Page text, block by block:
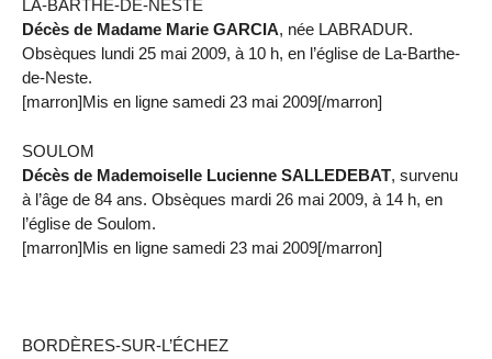
LA-BARTHE-DE-NESTE
Décès de Madame Marie GARCIA, née LABRADUR.
Obsèques lundi 25 mai 2009, à 10 h, en l’église de La-Barthe-
de-Neste.
[marron]Mis en ligne samedi 23 mai 2009[/marron]
SOULOM
Décès de Mademoiselle Lucienne SALLEDEBAT, survenu
à l’âge de 84 ans. Obsèques mardi 26 mai 2009, à 14 h, en
l’église de Soulom.
[marron]Mis en ligne samedi 23 mai 2009[/marron]
BORDÈRES-SUR-L’ÉCHEZ